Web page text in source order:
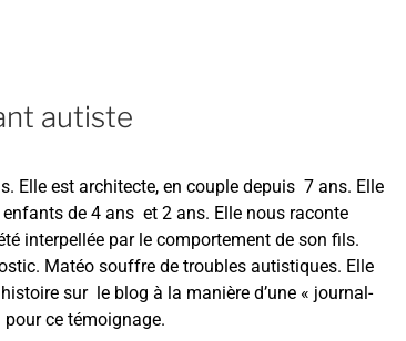
autiste
Elle est architecte, en couple depuis 7 ans. Elle
de 4 ans et 2 ans. Elle nous raconte
interpellée par le comportement de son fils.
Matéo souffre de troubles autistiques. Elle
sur le blog à la manière d’une « journal-
ce témoignage.